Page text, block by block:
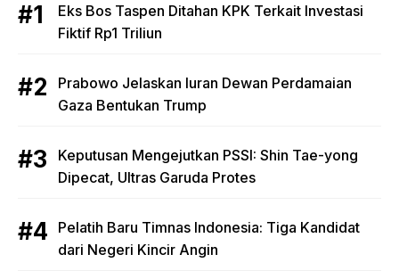
Eks Bos Taspen Ditahan KPK Terkait Investasi
Fiktif Rp1 Triliun
Prabowo Jelaskan Iuran Dewan Perdamaian
Gaza Bentukan Trump
Keputusan Mengejutkan PSSI: Shin Tae-yong
Dipecat, Ultras Garuda Protes
Pelatih Baru Timnas Indonesia: Tiga Kandidat
dari Negeri Kincir Angin